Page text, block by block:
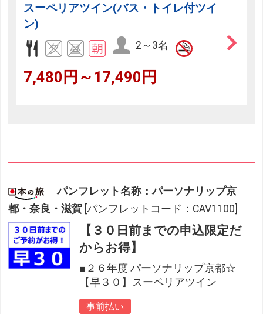
スーペリアツイン(バス・トイレ付ツイ
ン)
2～3名
7,480円～17,490円
パンフレット名称：パーソナリップ京
都・奈良・滋賀 [パンフレットコード：CAV1100]
【３０日前までの申込限定だ
からお得】
■２６年度 パーソナリップ京都☆
【早３０】スーペリアツイン
事前払い